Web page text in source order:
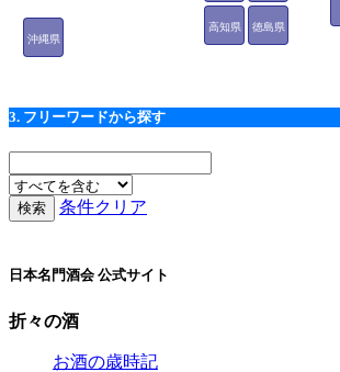
徳島県
高知県
沖縄県
3. フリーワードから探す
条件クリア
日本名門酒会 公式サイト
折々の酒
お酒の歳時記